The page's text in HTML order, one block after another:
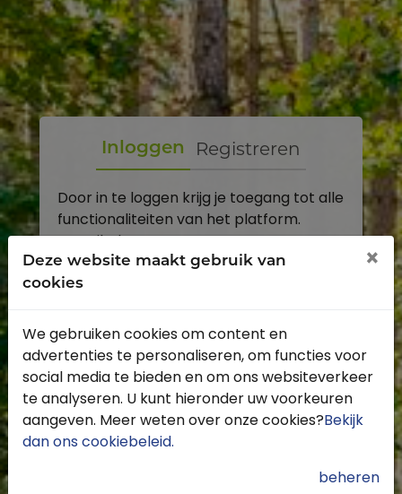
Inloggen Registreren
Door in te loggen krijg je toegang tot alle
functionaliteiten van het platform.
Inloggen
Deze website maakt gebruik van
cookies
×
We gebruiken cookies om content en
advertenties te personaliseren, om functies voor
social media te bieden en om ons websiteverkeer
te analyseren. U kunt hieronder uw voorkeuren
aangeven. Meer weten over onze cookies? Bekijk
dan ons cookiebeleid.
beheren